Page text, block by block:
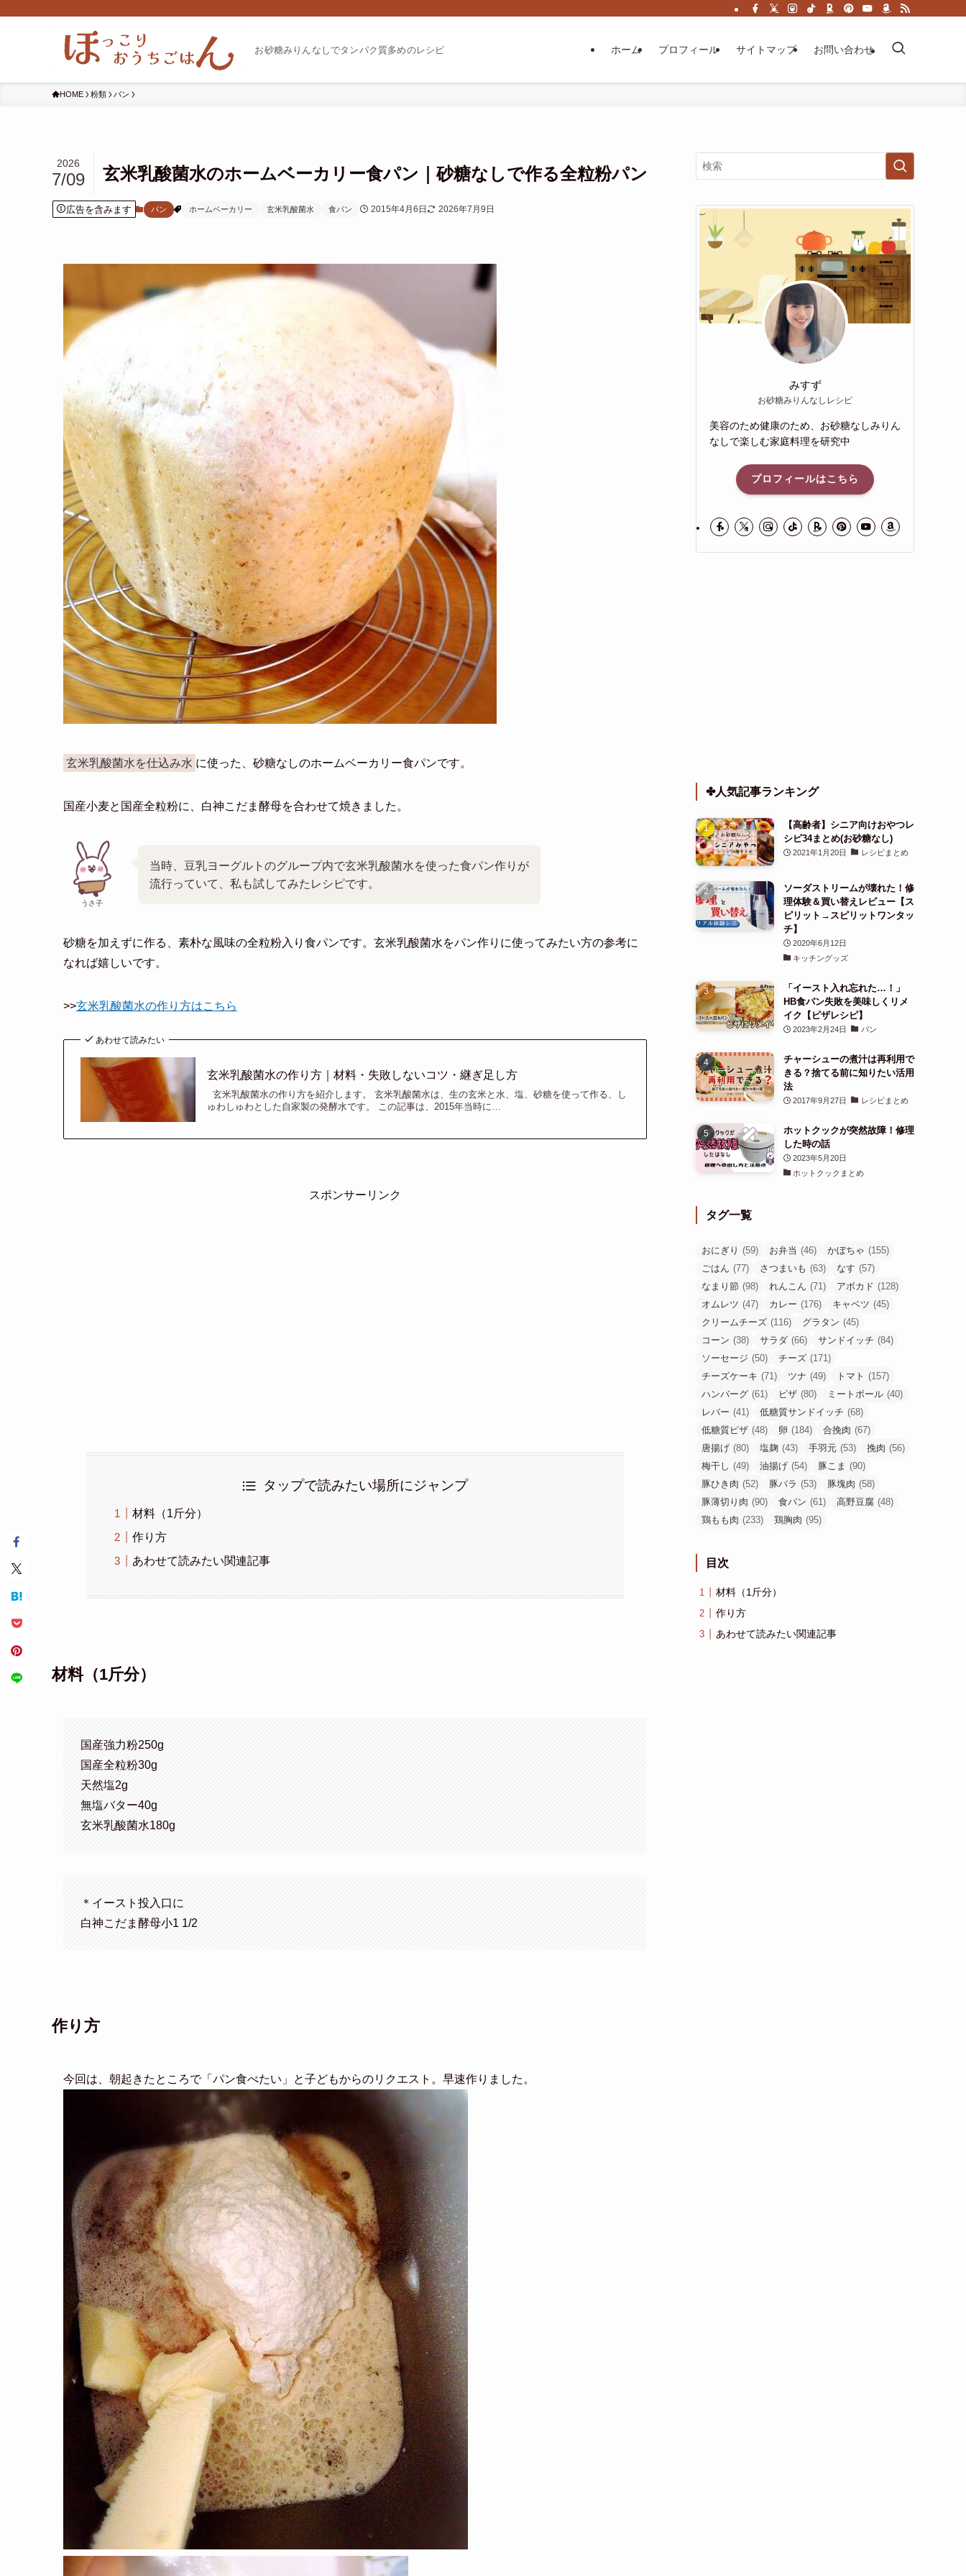
お砂糖みりんなしでタンパク質多めのレシピ ホーム プロフィール サイトマップ お問い合わせ
HOME 粉類 パン
玄米乳酸菌水のホームベーカリー食パン｜砂糖なしで作る全粒粉パン
2026
7/09
広告を含みます パン ホームベーカリー 玄米乳酸菌水 食パン 2015年4月6日 2026年7月9日
玄米乳酸菌水を仕込み水 に使った、砂糖なしのホームベーカリー食パンです。
国産小麦と国産全粒粉に、白神こだま酵母を合わせて焼きました。
うさ子
当時、豆乳ヨーグルトのグループ内で玄米乳酸菌水を使った食パン作りが
流行っていて、私も試してみたレシピです。
砂糖を加えずに作る、素朴な風味の全粒粉入り食パンです。玄米乳酸菌水をパン作りに使ってみたい方の参考に
なれば嬉しいです。
>>玄米乳酸菌水の作り方はこちら
あわせて読みたい
玄米乳酸菌水の作り方｜材料・失敗しないコツ・継ぎ足し方
玄米乳酸菌水の作り方を紹介します。 玄米乳酸菌水は、生の玄米と水、塩、砂糖を使って作る、し
ゅわしゅわとした自家製の発酵水です。 この記事は、2015年当時に…
スポンサーリンク
タップで読みたい場所にジャンプ
材料（1斤分）
作り方
あわせて読みたい関連記事
材料（1斤分）
国産強力粉250g
国産全粒粉30g
天然塩2g
無塩バター40g
玄米乳酸菌水180g
＊イースト投入口に
白神こだま酵母小1 1/2
作り方
今回は、朝起きたところで「パン食べたい」と子どもからのリクエスト。早速作りました。
みすず
お砂糖みりんなしレシピ
美容のため健康のため、お砂糖なしみりん
なしで楽しむ家庭料理を研究中
プロフィールはこちら
✤人気記事ランキング
【高齢者】シニア向けおやつレ
シピ34まとめ(お砂糖なし)
2021年1月20日 レシピまとめ
ソーダストリームが壊れた！修
理体験＆買い替えレビュー【ス
ピリット→スピリットワンタッ
チ】
2020年6月12日
キッチングッズ
「イースト入れ忘れた…！」
HB食パン失敗を美味しくリメ
イク【ピザレシピ】
2023年2月24日 パン
チャーシューの煮汁は再利用で
きる？捨てる前に知りたい活用
法
2017年9月27日 レシピまとめ
ホットクックが突然故障！修理
した時の話
2023年5月20日
ホットクックまとめ
タグ一覧
おにぎり (59) お弁当 (46) かぼちゃ (155)
ごはん (77) さつまいも (63) なす (57)
なまり節 (98) れんこん (71) アボカド (128)
オムレツ (47) カレー (176) キャベツ (45)
クリームチーズ (116) グラタン (45)
コーン (38) サラダ (66) サンドイッチ (84)
ソーセージ (50) チーズ (171)
チーズケーキ (71) ツナ (49) トマト (157)
ハンバーグ (61) ピザ (80) ミートボール (40)
レバー (41) 低糖質サンドイッチ (68)
低糖質ピザ (48) 卵 (184) 合挽肉 (67)
唐揚げ (80) 塩麹 (43) 手羽元 (53) 挽肉 (56)
梅干し (49) 油揚げ (54) 豚こま (90)
豚ひき肉 (52) 豚バラ (53) 豚塊肉 (58)
豚薄切り肉 (90) 食パン (61) 高野豆腐 (48)
鶏もも肉 (233) 鶏胸肉 (95)
目次
材料（1斤分）
作り方
あわせて読みたい関連記事